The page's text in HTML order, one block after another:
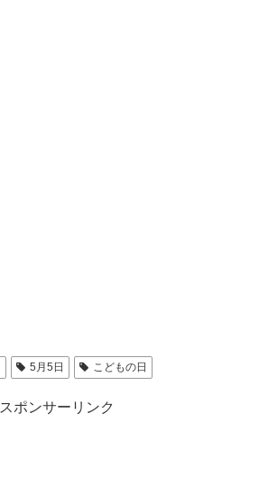
5月5日 こどもの日
スポンサーリンク